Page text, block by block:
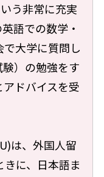
う非常に充実
語での数学・
大学に質問し
）の勉強をす
ドバイスを受
は、外国人留
に、日本語ま